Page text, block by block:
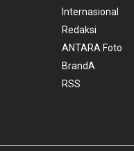
Internasional
Redaksi
ANTARA Foto
BrandA
RSS